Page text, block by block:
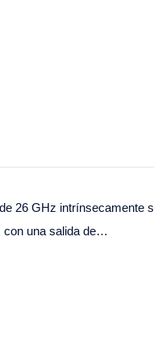
26 GHz intrínsecamente
con una salida de…